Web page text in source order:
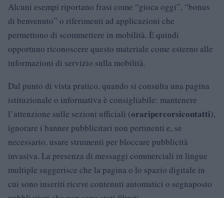
Alcuni esempi riportano frasi come “gioca oggi”, “bonus
di benvenuto” o riferimenti ad applicazioni che
permettono di scommettere in mobilità. È quindi
opportuno riconoscere questo materiale come esterno alle
informazioni di servizio sulla mobilità.
Dal punto di vista pratico, quando si consulta una pagina
istituzionale o informativa è consigliabile: mantenere
l’attenzione sulle sezioni ufficiali (oraripercorsicontatti),
ignorare i banner pubblicitari non pertinenti e, se
necessario, usare strumenti per bloccare pubblicità
invasiva. La presenza di messaggi commerciali in lingue
multiple suggerisce che la pagina o lo spazio digitale in
cui sono inseriti riceve contenuti automatici o segnaposto